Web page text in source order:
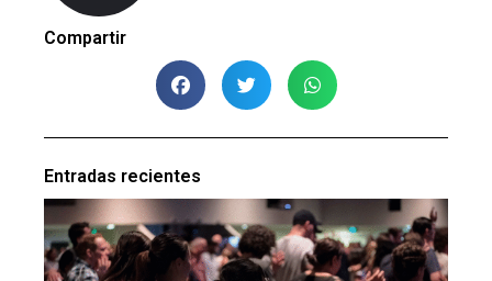
Compartir
Entradas recientes